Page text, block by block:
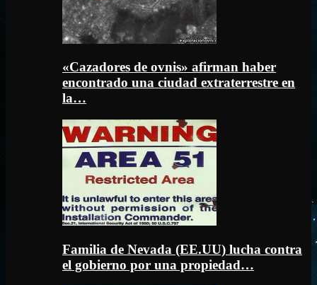
«Cazadores de ovnis» afirman haber
encontrado una ciudad extraterrestre en
la…
Familia de Nevada (EE.UU) lucha contra
el gobierno por una propiedad…